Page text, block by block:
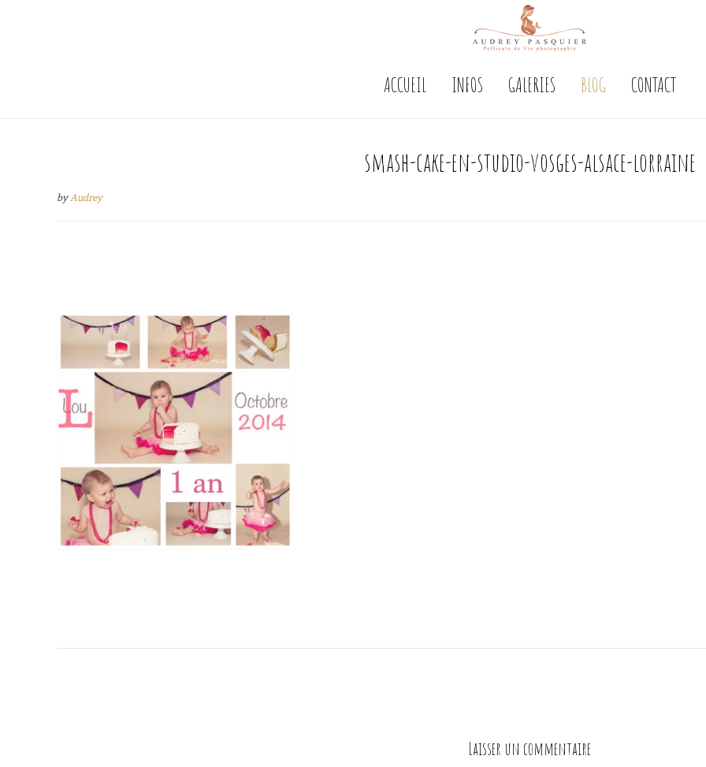
ACCUEIL INFOS GALERIES BLOG CONTACT
smash-cake-en-studio-vosges-alsace-lorraine
byAudrey
Laisser un commentaire